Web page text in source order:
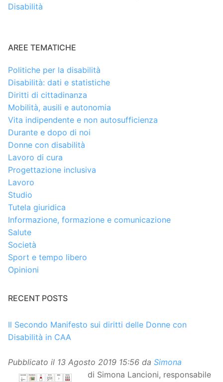
Disabilità
AREE TEMATICHE
Politiche per la disabilità
Disabilità: dati e statistiche
Diritti di cittadinanza
Mobilità, ausili e autonomia
Vita indipendente e non autosufficienza
Durante e dopo di noi
Donne con disabilità
Lavoro di cura
Progettazione inclusiva
Lavoro
Studio
Tutela giuridica
Informazione, formazione e comunicazione
Salute
Società
Sport e tempo libero
Opinioni
RECENT POSTS
Il Secondo Manifesto sui diritti delle Donne con
Disabilità in CAA
Pubblicato il 13 Agosto 2019 15:56 da Simona
di Simona Lancioni, responsabile